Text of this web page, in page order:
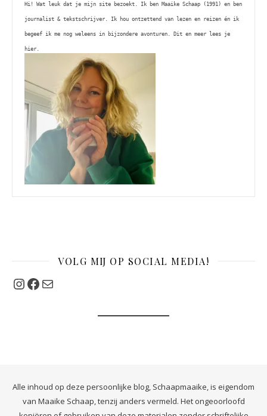
Hi! Wat leuk dat je mijn site bezoekt. Ik ben Maaike Schaap (1991) en ben
journalist & tekstschrijver. Ik hou ontzettend van lezen en reizen én ik
begeef ik me nog weleens in bijzondere avonturen. Dit en meer lees je
hier.
VOLG MIJ OP SOCIAL MEDIA!
Instagram
Facebook
Mail
Alle inhoud op deze persoonlijke blog, Schaapmaaike, is eigendom
van Maaike Schaap, tenzij anders vermeld. Het ongeoorloofd